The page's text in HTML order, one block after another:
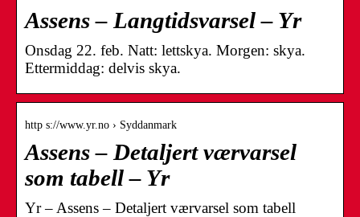
Assens – Langtidsvarsel – Yr
Onsdag 22. feb. Natt: lettskya. Morgen: skya.
Ettermiddag: delvis skya.
http s://www.yr.no › Syddanmark
Assens – Detaljert værvarsel
som tabell – Yr
Yr – Assens – Detaljert værvarsel som tabell